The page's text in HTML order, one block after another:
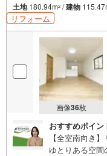
土地180.94m2 /建物
リフォーム
画像36枚
おすすめポイン
【全室南向き
ゆとりある空間